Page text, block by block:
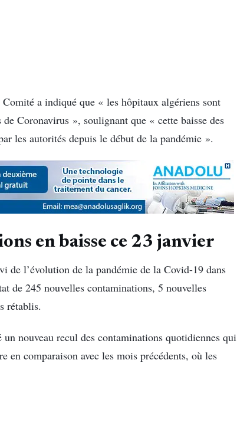
a indiqué que « les hôpitaux algériens sont
Coronavirus », soulignant que « cette baisse des
les autorités depuis le début de la pandémie ».
en baisse ce 23 janvier
de l’évolution de la pandémie de la Covid-19 dans
de 245 nouvelles contaminations, 5 nouvelles
rétablis.
un nouveau recul des contaminations quotidiennes qui
en comparaison avec les mois précédents, où les